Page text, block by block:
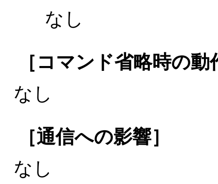
なし
［コマンド省略時の動
なし
［通信への影響］
なし